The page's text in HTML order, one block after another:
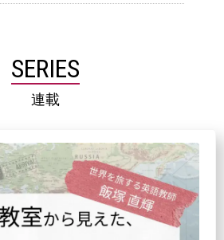
SERIES
連載